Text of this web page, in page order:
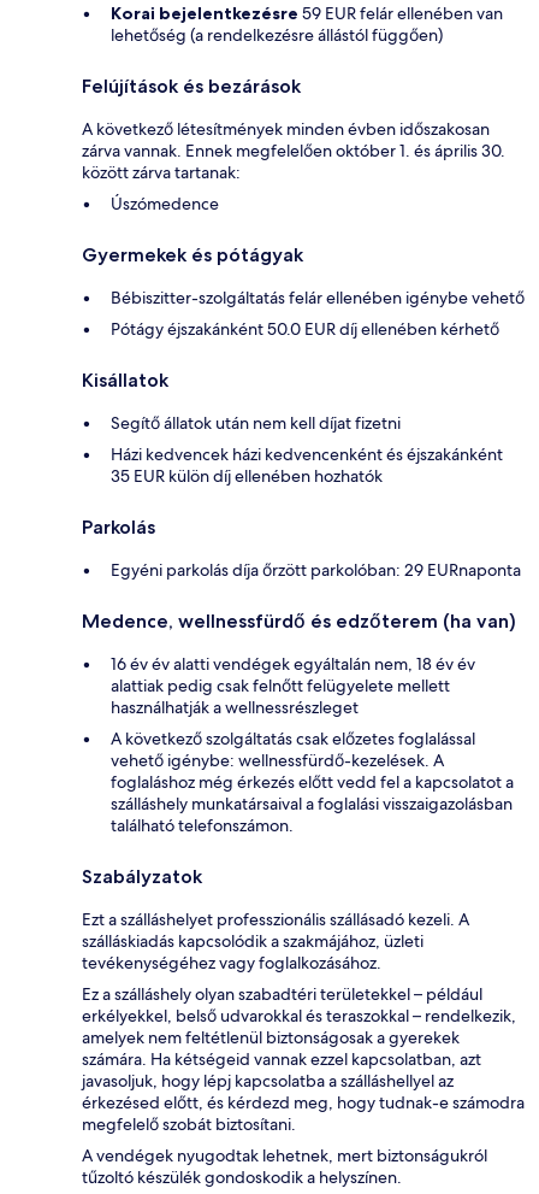
Korai bejelentkezésre 59 EUR felár ellenében van
lehetőség (a rendelkezésre állástól függően)
Felújítások és bezárások
A következő létesítmények minden évben időszakosan
zárva vannak. Ennek megfelelően október 1. és április 30.
között zárva tartanak:
Úszómedence
Gyermekek és pótágyak
Bébiszitter-szolgáltatás felár ellenében igénybe vehető
Pótágy éjszakánként 50.0 EUR díj ellenében kérhető
Kisállatok
Segítő állatok után nem kell díjat fizetni
Házi kedvencek házi kedvencenként és éjszakánként
35 EUR külön díj ellenében hozhatók
Parkolás
Egyéni parkolás díja őrzött parkolóban: 29 EURnaponta
Medence, wellnessfürdő és edzőterem (ha van)
16 év év alatti vendégek egyáltalán nem, 18 év év
alattiak pedig csak felnőtt felügyelete mellett
használhatják a wellnessrészleget
A következő szolgáltatás csak előzetes foglalással
vehető igénybe: wellnessfürdő-kezelések. A
foglaláshoz még érkezés előtt vedd fel a kapcsolatot a
szálláshely munkatársaival a foglalási visszaigazolásban
található telefonszámon.
Szabályzatok
Ezt a szálláshelyet professzionális szállásadó kezeli. A
szálláskiadás kapcsolódik a szakmájához, üzleti
tevékenységéhez vagy foglalkozásához.
Ez a szálláshely olyan szabadtéri területekkel – például
erkélyekkel, belső udvarokkal és teraszokkal – rendelkezik,
amelyek nem feltétlenül biztonságosak a gyerekek
számára. Ha kétségeid vannak ezzel kapcsolatban, azt
javasoljuk, hogy lépj kapcsolatba a szálláshellyel az
érkezésed előtt, és kérdezd meg, hogy tudnak-e számodra
megfelelő szobát biztosítani.
A vendégek nyugodtak lehetnek, mert biztonságukról
tűzoltó készülék gondoskodik a helyszínen.